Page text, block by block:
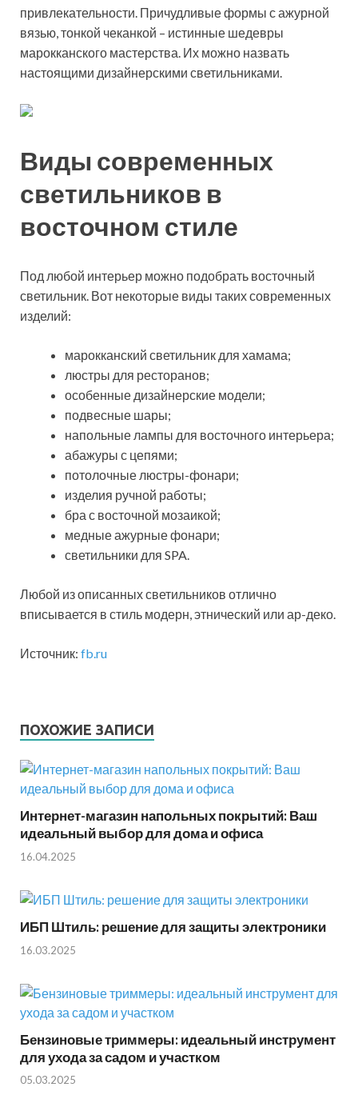
привлекательности. Причудливые формы с ажурной
вязью, тонкой чеканкой – истинные шедевры
марокканского мастерства. Их можно назвать
настоящими дизайнерскими светильниками.
Виды современных
светильников в
восточном стиле
Под любой интерьер можно подобрать восточный
светильник. Вот некоторые виды таких современных
изделий:
марокканский светильник для хамама;
люстры для ресторанов;
особенные дизайнерские модели;
подвесные шары;
напольные лампы для восточного интерьера;
абажуры с цепями;
потолочные люстры-фонари;
изделия ручной работы;
бра с восточной мозаикой;
медные ажурные фонари;
светильники для SPA.
Любой из описанных светильников отлично
вписывается в стиль модерн, этнический или ар-деко.
Источник: fb.ru
ПОХОЖИЕ ЗАПИСИ
Интернет-магазин напольных покрытий: Ваш
идеальный выбор для дома и офиса
16.04.2025
ИБП Штиль: решение для защиты электроники
16.03.2025
Бензиновые триммеры: идеальный инструмент
для ухода за садом и участком
05.03.2025